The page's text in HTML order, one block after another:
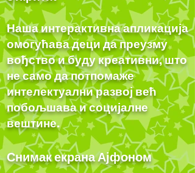
Наша интерактивна апликација
омогућава деци да преузму
вођство и буду креативни, што
не само да потпомаже
интелектуални развој већ
побољшава и социјалне
вештине.
Снимак екрана Ајфоном